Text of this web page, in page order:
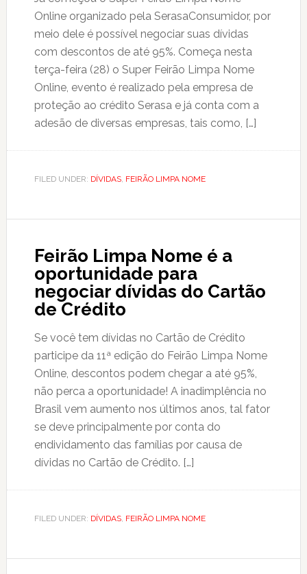
Online organizado pela SerasaConsumidor, por
meio dele é possível negociar suas dívidas
com descontos de até 95%. Começa nesta
terça-feira (28) o Super Feirão Limpa Nome
Online, evento é realizado pela empresa de
proteção ao crédito Serasa e já conta com a
adesão de diversas empresas, tais como, […]
FILED UNDER: DÍVIDAS, FEIRÃO LIMPA NOME
Feirão Limpa Nome é a
oportunidade para
negociar dívidas do Cartão
de Crédito
Se você tem dívidas no Cartão de Crédito
participe da 11ª edição do Feirão Limpa Nome
Online, descontos podem chegar a até 95%,
não perca a oportunidade! A inadimplência no
Brasil vem aumento nos últimos anos, tal fator
se deve principalmente por conta do
endividamento das famílias por causa de
dívidas no Cartão de Crédito. […]
FILED UNDER: DÍVIDAS, FEIRÃO LIMPA NOME